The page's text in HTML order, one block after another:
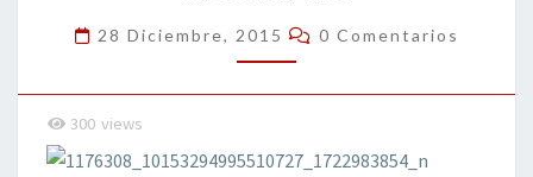
28 Diciembre, 2015 Comentarios
0 Comentarios
300 views